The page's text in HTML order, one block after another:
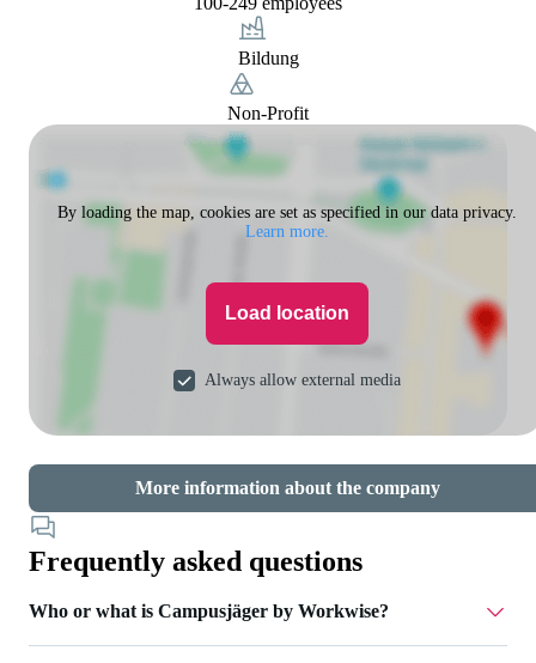
Bildung
Non-Profit
By loading the map, cookies are set as specified in our data privacy.
Learn more.
Load location
Always allow external media
More information about the company
Frequently asked questions
Who or what is Campusjäger by Workwise?